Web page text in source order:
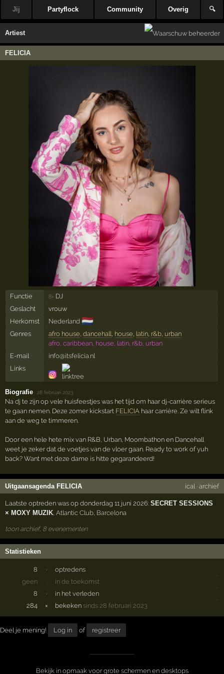
Jij Partyflock Community Overig 🔍
Artiest
FELICIA
Functie 8× DJ
Geslacht
vrouw
Herkomst
Nederland 🇳🇱
Genres afro house dancehall house latin, r&b, urban
afro, caribbean, house, latin, r&b, urban
E-mail
info@itsfelicia.nl
Links
Biografie 28 februari 2023
Na dj te zijn op vele huisfeestjes was het tijd om haar dj-carrière serieus
te gaan nemen. Deze zomer kickstart FELICIA haar carrière. Ze wilt flink
aan de weg te timmeren.
Door een hele hete mix van R&B, Urban, Moombathon en Dancehall
weet je zeker dat de voetjes van de vloer gaan. Ready to work of yuh
back? Want met deze dame is hitte gegarandeerd!
Uitgaansagenda FELICIA ical · archief
Laatste optreden was op donderdag 11 juni 2026:SECRET SESSIONS
× MOXY MUZIK,Atlantic Club, Barcelona
toon archief, 8 evenementen
Statistieken
8 ·
optredens
geen
·
in de toekomst
8
·
in het verleden
284
× bekeken sinds 28 februari 2023
Deel je mening! Log in of registreer
Bekijk in opmaak voor grote schermen en desktops